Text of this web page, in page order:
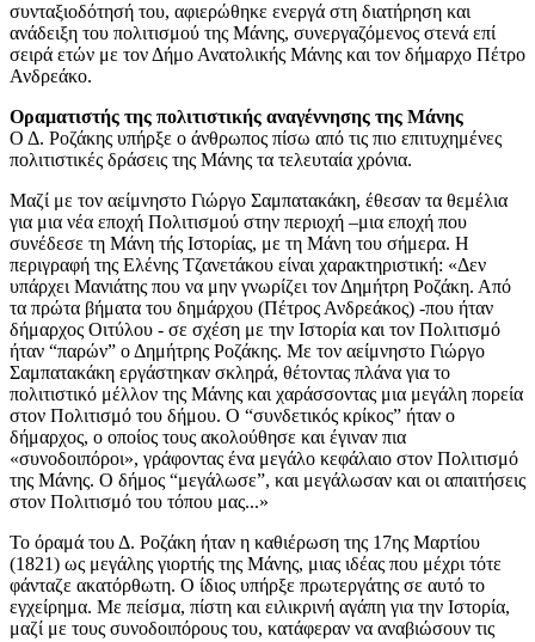
συνταξιοδότησή του, αφιερώθηκε ενεργά στη διατήρηση και
ανάδειξη του πολιτισμού της Μάνης, συνεργαζόμενος στενά επί
σειρά ετών με τον Δήμο Ανατολικής Μάνης και τον δήμαρχο Πέτρο
Ανδρεάκο.
Οραματιστής της πολιτιστικής αναγέννησης της Μάνης
Ο Δ. Ροζάκης υπήρξε ο άνθρωπος πίσω από τις πιο επιτυχημένες
πολιτιστικές δράσεις της Μάνης τα τελευταία χρόνια.
Μαζί με τον αείμνηστο Γιώργο Σαμπατακάκη, έθεσαν τα θεμέλια
για μια νέα εποχή Πολιτισμού στην περιοχή –μια εποχή που
συνέδεσε τη Μάνη τής Ιστορίας, με τη Μάνη του σήμερα. Η
περιγραφή της Ελένης Τζανετάκου είναι χαρακτηριστική: «Δεν
υπάρχει Μανιάτης που να μην γνωρίζει τον Δημήτρη Ροζάκη. Από
τα πρώτα βήματα του δημάρχου (Πέτρος Ανδρεάκος) -που ήταν
δήμαρχος Οιτύλου - σε σχέση με την Ιστορία και τον Πολιτισμό
ήταν “παρών” ο Δημήτρης Ροζάκης. Με τον αείμνηστο Γιώργο
Σαμπατακάκη εργάστηκαν σκληρά, θέτοντας πλάνα για το
πολιτιστικό μέλλον της Μάνης και χαράσσοντας μια μεγάλη πορεία
στον Πολιτισμό του δήμου. Ο “συνδετικός κρίκος” ήταν ο
δήμαρχος, ο οποίος τους ακολούθησε και έγιναν πια
«συνοδοιπόροι», γράφοντας ένα μεγάλο κεφάλαιο στον Πολιτισμό
της Μάνης. Ο δήμος “μεγάλωσε”, και μεγάλωσαν και οι απαιτήσεις
στον Πολιτισμό του τόπου μας...»
Το όραμά του Δ. Ροζάκη ήταν η καθιέρωση της 17ης Μαρτίου
(1821) ως μεγάλης γιορτής της Μάνης, μιας ιδέας που μέχρι τότε
φάνταζε ακατόρθωτη. Ο ίδιος υπήρξε πρωτεργάτης σε αυτό το
εγχείρημα. Με πείσμα, πίστη και ειλικρινή αγάπη για την Ιστορία,
μαζί με τους συνοδοιπόρους του, κατάφεραν να αναβιώσουν τις